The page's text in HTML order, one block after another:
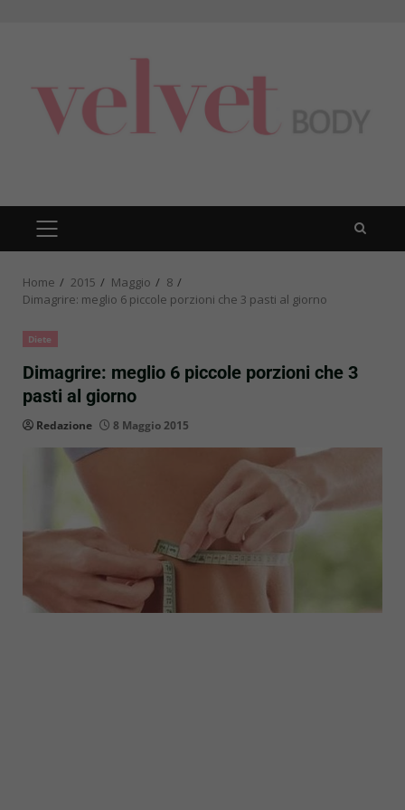
PRIMARY
MENU
Home 2015 Maggio
8
Dimagrire: meglio 6 piccole porzioni che 3 pasti al giorno
Diete
Dimagrire: meglio 6 piccole porzioni che 3
pasti al giorno
Redazione 8 Maggio 2015